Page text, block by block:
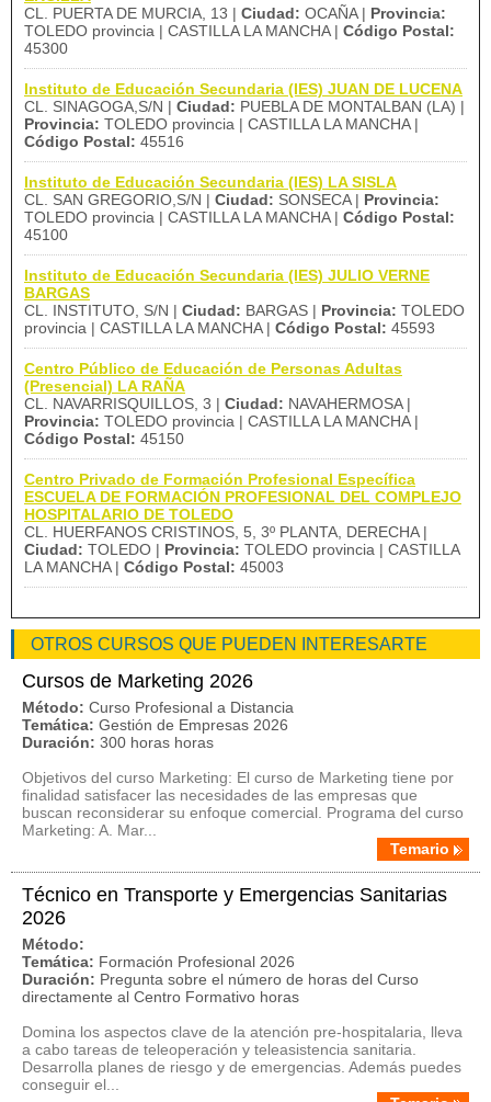
CL. PUERTA DE MURCIA, 13 | Ciudad: OCAÑA | Provincia:
TOLEDO provincia | CASTILLA LA MANCHA | Código Postal:
45300
Instituto de Educación Secundaria (IES) JUAN DE LUCENA
CL. SINAGOGA,S/N | Ciudad: PUEBLA DE MONTALBAN (LA) |
Provincia: TOLEDO provincia | CASTILLA LA MANCHA |
Código Postal: 45516
Instituto de Educación Secundaria (IES) LA SISLA
CL. SAN GREGORIO,S/N | Ciudad: SONSECA | Provincia:
TOLEDO provincia | CASTILLA LA MANCHA | Código Postal:
45100
Instituto de Educación Secundaria (IES) JULIO VERNE
BARGAS
CL. INSTITUTO, S/N | Ciudad: BARGAS | Provincia: TOLEDO
provincia | CASTILLA LA MANCHA | Código Postal: 45593
Centro Público de Educación de Personas Adultas
(Presencial) LA RAÑA
CL. NAVARRISQUILLOS, 3 | Ciudad: NAVAHERMOSA |
Provincia: TOLEDO provincia | CASTILLA LA MANCHA |
Código Postal: 45150
Centro Privado de Formación Profesional Específica
ESCUELA DE FORMACIÓN PROFESIONAL DEL COMPLEJO
HOSPITALARIO DE TOLEDO
CL. HUERFANOS CRISTINOS, 5, 3º PLANTA, DERECHA |
Ciudad: TOLEDO | Provincia: TOLEDO provincia | CASTILLA
LA MANCHA | Código Postal: 45003
OTROS CURSOS QUE PUEDEN INTERESARTE
Cursos de Marketing 2026
Método: Curso Profesional a Distancia
Temática: Gestión de Empresas 2026
Duración: 300 horas horas
Objetivos del curso Marketing: El curso de Marketing tiene por
finalidad satisfacer las necesidades de las empresas que
buscan reconsiderar su enfoque comercial. Programa del curso
Marketing: A. Mar...
Temario
Técnico en Transporte y Emergencias Sanitarias
2026
Método:
Temática: Formación Profesional 2026
Duración: Pregunta sobre el número de horas del Curso
directamente al Centro Formativo horas
Domina los aspectos clave de la atención pre-hospitalaria, lleva
a cabo tareas de teleoperación y teleasistencia sanitaria.
Desarrolla planes de riesgo y de emergencias. Además puedes
conseguir el...